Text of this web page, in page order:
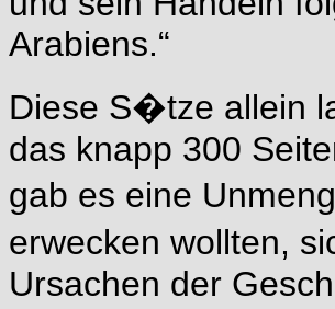
Arabiens.“
Diese S�tze allein
das knapp 300
gab es eine
erwecken wollten,
Ursachen der